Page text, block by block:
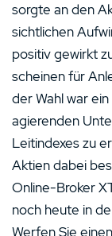
sorgte an den
sichtlichen
positiv gewirkt
scheinen für
der Wahl war
agierenden
Leitindexes zu
Aktien dabei
Online-Broker
noch heute in
Werfen Sie